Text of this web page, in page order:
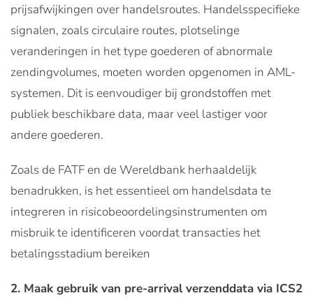
prijsafwijkingen over handelsroutes. Handelsspecifieke
signalen, zoals circulaire routes, plotselinge
veranderingen in het type goederen of abnormale
zendingvolumes, moeten worden opgenomen in AML-
systemen. Dit is eenvoudiger bij grondstoffen met
publiek beschikbare data, maar veel lastiger voor
andere goederen.
Zoals de FATF en de Wereldbank herhaaldelijk
benadrukken, is het essentieel om handelsdata te
integreren in risicobeoordelingsinstrumenten om
misbruik te identificeren voordat transacties het
betalingsstadium bereiken
2. Maak gebruik van pre-arrival verzenddata via ICS2